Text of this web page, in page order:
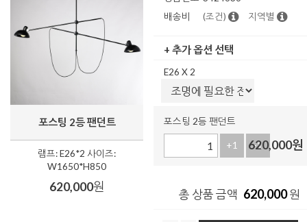
포스팅 2등 팬던트
램프: E26*2 사이즈:
W1650*H850
620,000원
배송비
(조건) 지역별
+ 추가 옵션 선택
E26 X 2
포스팅 2등 팬던트
+1 -1
620,000원
총 상품 금액 620,000원